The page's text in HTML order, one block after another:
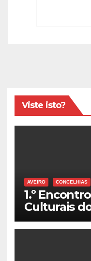
Viste isto?
AVEIRO CONCELHIAS
1.º
Culturais